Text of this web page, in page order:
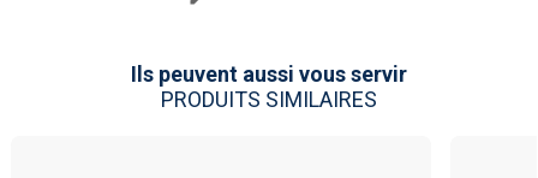
Ils peuvent aussi vous servir
PRODUITS SIMILAIRES